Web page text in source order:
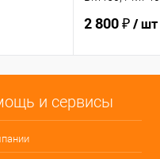
2 800 ₽/ шт
и сервисы